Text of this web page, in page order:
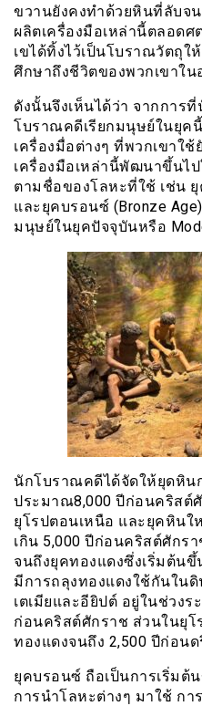
ขวานยังคงทำด้วยหินที่ลับจ
ผลิตเครื่องมือเหล่านี้ตลอด
เขได้ทิ้งไว้เป็นโบราณวัตถุใ
ศึกษาถึงชีวิตของพวกเขาใน
ดังนั้นจึงเห็นได้ว่า จากการ
โบราณคดีเรียกมนุษย์ในยุค
เครื่องมื่อต่างๆ ที่พวกเขาใ
เครื่องมือเหล่านี้พัฒนาขึ้นไ
ตามชื่อของโลหะที่ใช้ เช่น ยุ
และยุคบรอนซ์ (Bronze
มนุษย์ในยุคปัจจุบันหรือ
นักโบราณคดีได้จัดให้ยุดหิน
ประมาณ8,000 ปีก่อนคริสต์
ยุโรปตอนเหนือ และยุคหิน
เกิน 5,000 ปีก่อนคริสต์ศักร
จนถึงยุคทองแดงซึ่งเริ่มต้น
มีการถลุงทองแดงใช้กันใน
เตเมียและอียิปต์ อยู่ในช่วงร
ก่อนคริสต์ศักราช ส่วนในยุโ
ทองแดงจนถึง 2,500 ปีก่อน
ยุคบรอนซ์ ถือเป็นการเริ่มต้
การนำโลหะต่างๆ มาใช้ กา